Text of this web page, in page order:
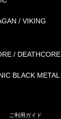
/ VIKING
/ DEATHCORE
BLACK METAL
ご利用ガイド